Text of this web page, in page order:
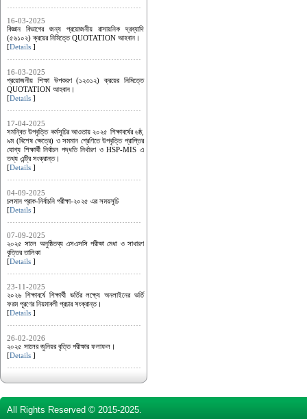
16-03-2025
বিজ্ঞান বিভাগের জন্য প্রয়োজনীয় রাসায়নিক দ্রব্যাদি
(৫৬১০২) ক্রয়ের নিমিত্তে QUOTATION আহবান।
[Details ]
16-03-2025
প্রয়োজনীয় শিক্ষা উপকরণ (১২৩১২) ক্রয়ের নিমিত্তে
QUOTATION আহবান।
[Details ]
17-04-2025
সমন্বিত উপবৃত্তি কর্মসূচির আওতায় ২০২৫ শিক্ষাবর্ষের ৬ষ্ঠ,
৯ম (বিশেষ ক্ষেত্রে) ও সমমান শ্রেণিতে উপবৃত্তি প্রাপ্তির
যোগ্য শিক্ষার্থী নির্বাচন পদ্ধতি নির্ধারণ ও HSP-MIS এ
তথ্য এন্ট্রি সংক্রান্ত।
[Details ]
04-09-2025
চলমান প্রাক-নির্বাচনি পরীক্ষা-২০২৫ এর সময়সূচি
[Details ]
07-09-2025
২০২৫ সালে অনুষ্ঠিতব্য এসএসসি পরীক্ষা মেধা ও সাধারণ
বৃত্তির তালিকা
[Details ]
23-11-2025
২০২৬ শিক্ষাবর্ষে শিক্ষার্থী ভর্তির লক্ষ্যে অনলাইনের ভর্তি
ফরম পূরণের নিয়মাবলী প্রচার সংক্রান্ত।
[Details ]
26-02-2026
২০২৫ সালের জুনিয়র বৃত্তি পরীক্ষার ফলাফল।
[Details ]
All Rights Reserved © 2015-2025.